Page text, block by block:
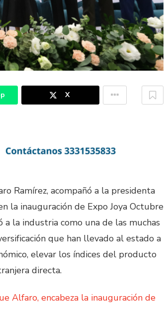
X
Ramírez, acompañó a la presidenta
la inauguración de Expo Joya Octubre
la industria como una de las muchas
que han llevado al estado a
elevar los índices del producto
directa.